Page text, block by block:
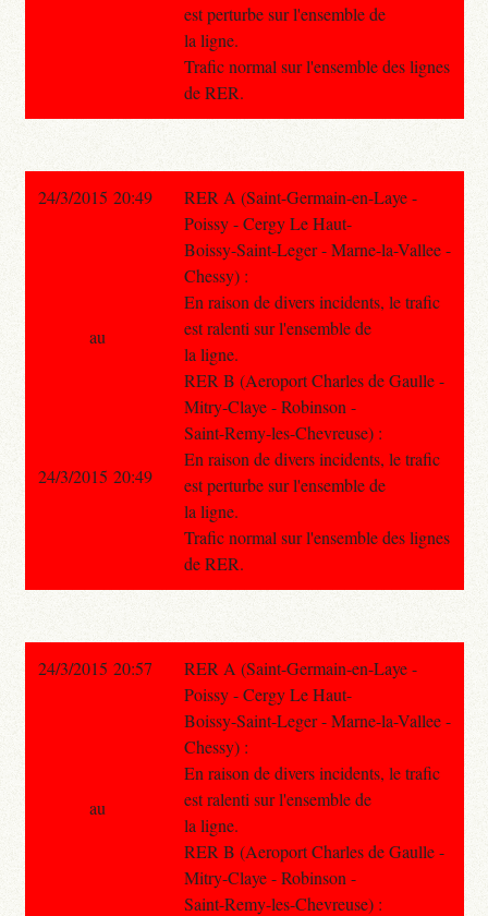
est perturbe sur l'ensemble de
la ligne.
Trafic normal sur l'ensemble des lignes
de RER.
24/3/2015 20:49
RER A (Saint-Germain-en-Laye -
Poissy - Cergy Le Haut-
Boissy-Saint-Leger - Marne-la-Vallee -
Chessy) :
En raison de divers incidents, le trafic
est ralenti sur l'ensemble de
la ligne.
RER B (Aeroport Charles de Gaulle -
Mitry-Claye - Robinson -
Saint-Remy-les-Chevreuse) :
En raison de divers incidents, le trafic
est perturbe sur l'ensemble de
la ligne.
Trafic normal sur l'ensemble des lignes
de RER.
au
24/3/2015 20:49
24/3/2015 20:57
RER A (Saint-Germain-en-Laye -
Poissy - Cergy Le Haut-
Boissy-Saint-Leger - Marne-la-Vallee -
Chessy) :
En raison de divers incidents, le trafic
est ralenti sur l'ensemble de
la ligne.
RER B (Aeroport Charles de Gaulle -
Mitry-Claye - Robinson -
Saint-Remy-les-Chevreuse) :
au